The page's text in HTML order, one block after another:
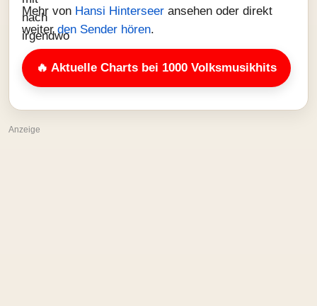
Mehr von Hansi Hinterseer ansehen oder direkt
weiter den Sender hören.
🔥 Aktuelle Charts bei 1000 Volksmusikhits
Anzeige